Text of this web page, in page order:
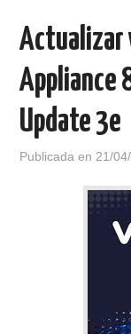
Actualizar
Appliance
Update 3e
Publicada en 21/